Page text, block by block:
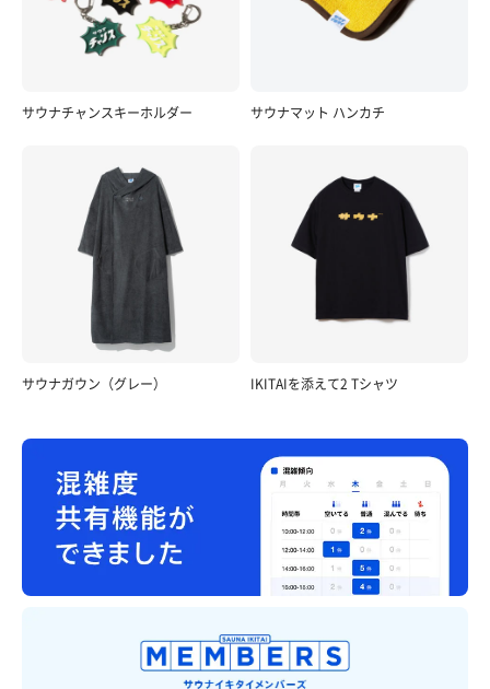
サウナチャンスキーホルダー サウナマット ハンカチ
サウナガウン（グレー） IKITAIを添えて2 Tシャツ